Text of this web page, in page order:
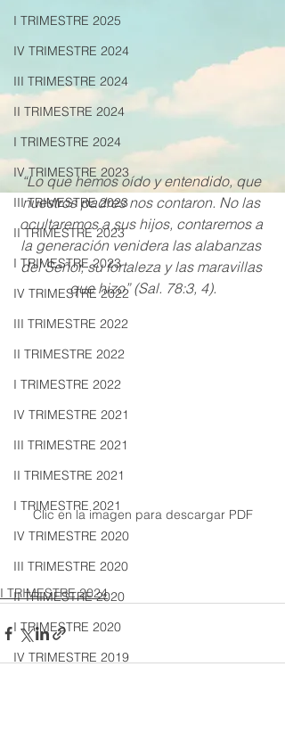
I TRIMESTRE 2025
IV TRIMESTRE 2024
III TRIMESTRE 2024
II TRIMESTRE 2024
I TRIMESTRE 2024
IV TRIMESTRE 2023
III TRIMESTRE 2023
II TRIMESTRE 2023
I TRIMESTRE 2023
IV TRIMESTRE 2022
III TRIMESTRE 2022
II TRIMESTRE 2022
I TRIMESTRE 2022
IV TRIMESTRE 2021
III TRIMESTRE 2021
II TRIMESTRE 2021
I TRIMESTRE 2021
IV TRIMESTRE 2020
III TRIMESTRE 2020
II TRIMESTRE 2020
I TRIMESTRE 2020
IV TRIMESTRE 2019
“Lo que hemos oído y entendido, que
nuestros padres nos contaron. No las
ocultaremos a sus hijos, contaremos a
la generación venidera las alabanzas
del Señor, su fortaleza y las maravillas
que hizo” (Sal. 78:3, 4).
Clic en la imagen para descargar PDF
I TRIMESTRE 2024